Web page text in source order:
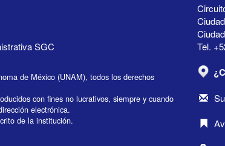
Tel.
SGC
de México (UNAM), todos los derechos
con fines no lucrativos, siempre y cuando
electrónica.
de la institución.